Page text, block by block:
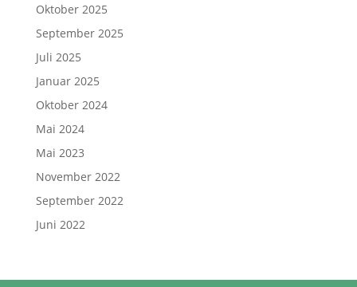
Oktober 2025
September 2025
Juli 2025
Januar 2025
Oktober 2024
Mai 2024
Mai 2023
November 2022
September 2022
Juni 2022